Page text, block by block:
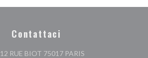
Contattaci
12 RUE BIOT 75017 PARIS((apre una nuova